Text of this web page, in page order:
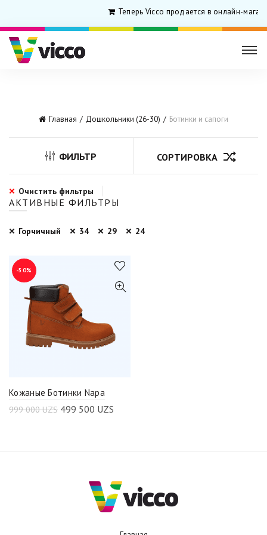
Теперь Vicco продается в онлайн-
Главная Дошкольники (26-30) Ботинки и сапоги
ФИЛЬТР СОРТИРОВКА
Очистить фильтры
АКТИВНЫЕ ФИЛЬТРЫ
Горчичный 34 29 24
-50%
Кожаные Ботинки Napa
999 000UZS 499 500 UZS